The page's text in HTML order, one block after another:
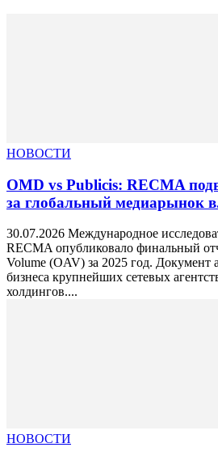
НОВОСТИ
OMD vs Publicis: RECMA
за глобальный медиарынок
30.07.2026 Международное
RECMA опубликовало финальный
Volume (OAV) за 2025 год. Документ
бизнеса крупнейших сетевых
холдингов....
НОВОСТИ